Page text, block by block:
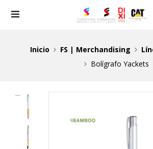
Inicio FS | Merchandising
Bolígrafo Yackets